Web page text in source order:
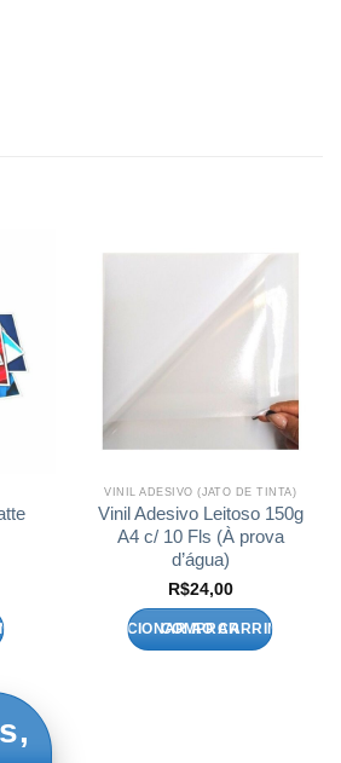
VINIL ADESIVO (JATO DE TINTA)
Vinil Adesivo Leitoso 150g
A4 c/ 10 Fls (À prova
d’água)
R$24,00
ADICIONAR AO CARRINHO